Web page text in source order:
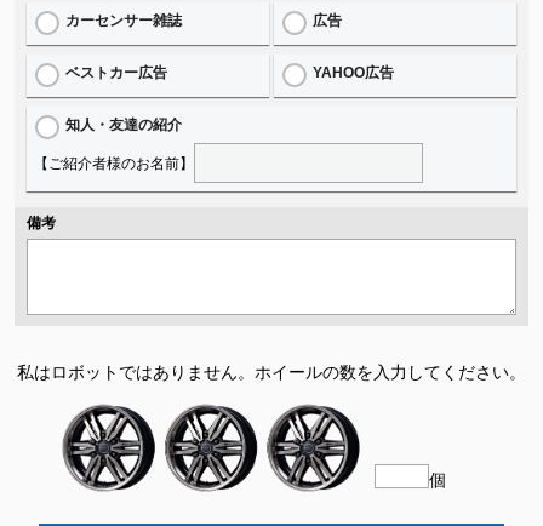
カーセンサー雑誌 広告
ベストカー広告 YAHOO広告
知人・友達の紹介
【ご紹介者様のお名前】
備考
私はロボットではありません。 ホイールの数を入力してください。
個